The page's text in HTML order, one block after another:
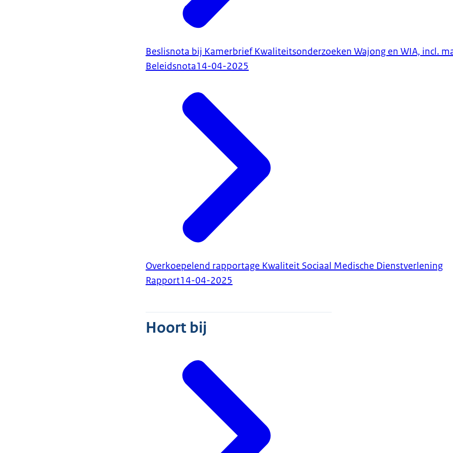
Beslisnota bij Kamerbrief Kwaliteitsonderzoeken Wajong en WIA, incl.
Beleidsnota14-04-2025
Overkoepelend rapportage Kwaliteit Sociaal Medische Dienstverlening
Rapport14-04-2025
Hoort bij